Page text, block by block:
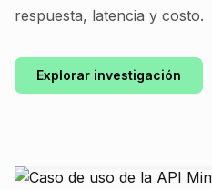
respuesta, latencia y costo.
Explorar investigación